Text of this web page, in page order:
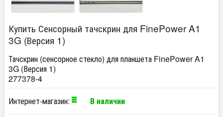
Купить Сенсорный тачскрин для FinePower A1
3G (Версия 1)
Тачскрин (сенсорное стекло) для планшета FinePower A1
3G (Версия 1)
277378-4
Интернет-магазин:
В наличии